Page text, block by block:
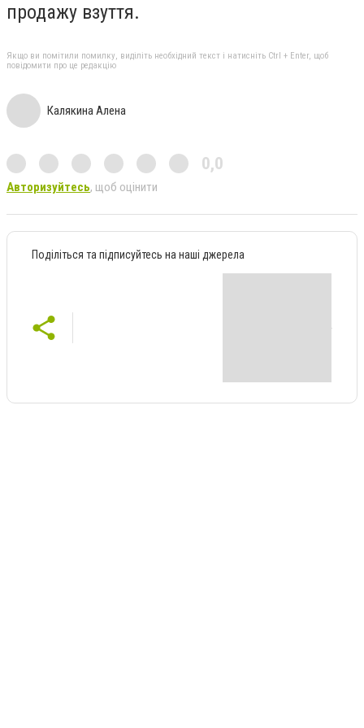
продажу взуття.
Якщо ви помітили помилку, виділіть необхідний текст і натисніть Ctrl + Enter, щоб
повідомити про це редакцію
Калякина Алена
0,0
Авторизуйтесь, щоб оцінити
Поділіться та підписуйтесь на наші джерела